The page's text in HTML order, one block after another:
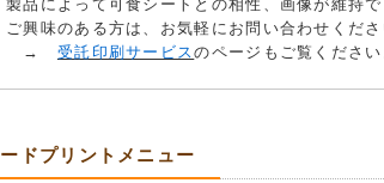
製品によって可食シートとの相性、画像が維持
ご興味のある方は、お気軽にお問い合わせくださ
→ 受託印刷サービスのページもご覧ください
ドプリントメニュー